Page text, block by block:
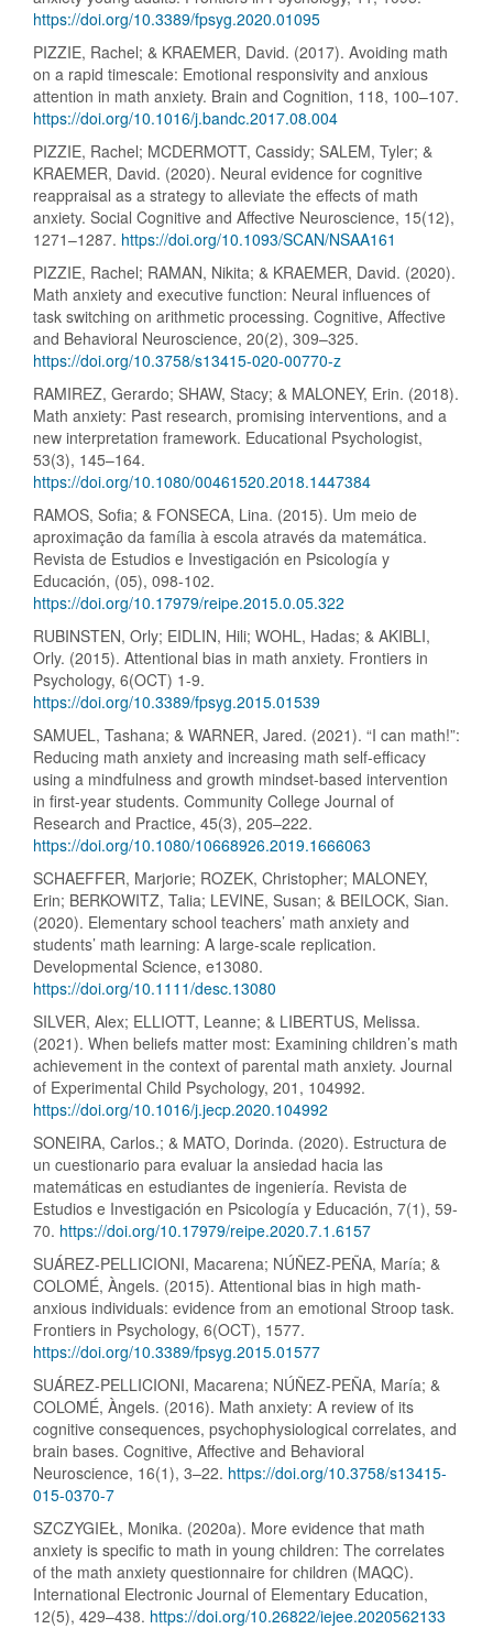
https://doi.org/10.3389/fpsyg.2020.01095
PIZZIE, Rachel; & KRAEMER, David. (2017). Avoiding math
on a rapid timescale: Emotional responsivity and anxious
attention in math anxiety. Brain and Cognition, 118, 100–107.
https://doi.org/10.1016/j.bandc.2017.08.004
PIZZIE, Rachel; MCDERMOTT, Cassidy; SALEM, Tyler; &
KRAEMER, David. (2020). Neural evidence for cognitive
reappraisal as a strategy to alleviate the effects of math
anxiety. Social Cognitive and Affective Neuroscience, 15(12),
1271–1287. https://doi.org/10.1093/SCAN/NSAA161
PIZZIE, Rachel; RAMAN, Nikita; & KRAEMER, David. (2020).
Math anxiety and executive function: Neural influences of
task switching on arithmetic processing. Cognitive, Affective
and Behavioral Neuroscience, 20(2), 309–325.
https://doi.org/10.3758/s13415-020-00770-z
RAMIREZ, Gerardo; SHAW, Stacy; & MALONEY, Erin. (2018).
Math anxiety: Past research, promising interventions, and a
new interpretation framework. Educational Psychologist,
53(3), 145–164.
https://doi.org/10.1080/00461520.2018.1447384
RAMOS, Sofia; & FONSECA, Lina. (2015). Um meio de
aproximação da família à escola através da matemática.
Revista de Estudios e Investigación en Psicología y
Educación, (05), 098-102.
https://doi.org/10.17979/reipe.2015.0.05.322
RUBINSTEN, Orly; EIDLIN, Hili; WOHL, Hadas; & AKIBLI,
Orly. (2015). Attentional bias in math anxiety. Frontiers in
Psychology, 6(OCT) 1-9.
https://doi.org/10.3389/fpsyg.2015.01539
SAMUEL, Tashana; & WARNER, Jared. (2021). “I can math!”:
Reducing math anxiety and increasing math self-efficacy
using a mindfulness and growth mindset-based intervention
in first-year students. Community College Journal of
Research and Practice, 45(3), 205–222.
https://doi.org/10.1080/10668926.2019.1666063
SCHAEFFER, Marjorie; ROZEK, Christopher; MALONEY,
Erin; BERKOWITZ, Talia; LEVINE, Susan; & BEILOCK, Sian.
(2020). Elementary school teachers’ math anxiety and
students’ math learning: A large-scale replication.
Developmental Science, e13080.
https://doi.org/10.1111/desc.13080
SILVER, Alex; ELLIOTT, Leanne; & LIBERTUS, Melissa.
(2021). When beliefs matter most: Examining children’s math
achievement in the context of parental math anxiety. Journal
of Experimental Child Psychology, 201, 104992.
https://doi.org/10.1016/j.jecp.2020.104992
SONEIRA, Carlos.; & MATO, Dorinda. (2020). Estructura de
un cuestionario para evaluar la ansiedad hacia las
matemáticas en estudiantes de ingeniería. Revista de
Estudios e Investigación en Psicología y Educación, 7(1), 59-
70. https://doi.org/10.17979/reipe.2020.7.1.6157
SUÁREZ-PELLICIONI, Macarena; NÚÑEZ-PEÑA, María; &
COLOMÉ, Àngels. (2015). Attentional bias in high math-
anxious individuals: evidence from an emotional Stroop task.
Frontiers in Psychology, 6(OCT), 1577.
https://doi.org/10.3389/fpsyg.2015.01577
SUÁREZ-PELLICIONI, Macarena; NÚÑEZ-PEÑA, María; &
COLOMÉ, Àngels. (2016). Math anxiety: A review of its
cognitive consequences, psychophysiological correlates, and
brain bases. Cognitive, Affective and Behavioral
Neuroscience, 16(1), 3–22. https://doi.org/10.3758/s13415-
015-0370-7
SZCZYGIEŁ, Monika. (2020a). More evidence that math
anxiety is specific to math in young children: The correlates
of the math anxiety questionnaire for children (MAQC).
International Electronic Journal of Elementary Education,
12(5), 429–438. https://doi.org/10.26822/iejee.2020562133